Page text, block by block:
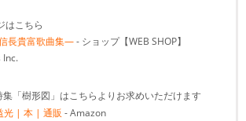
はこちら
長貴富歌曲集―- ショップ【WEB SHOP】
Inc.
「樹形図」はこちらよりお求めいただけます
光 | 本 | 通販- Amazon